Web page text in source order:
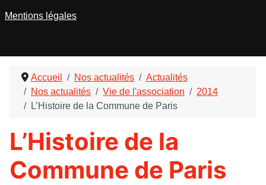
Accueil Nos actualités
Actualités
Nos actualités
Vie de l'association
2014
L’Histoire de la Commune de Paris
L’Histoire de la
Commune de Paris
Mentions légales